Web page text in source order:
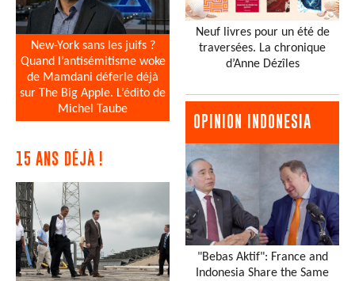
New-York sans les juifs ?
Quand l’antisémitisme woke
de Mamdani déferle déjà
sur The Big Apple. L’édito de
Michel Taube
15 ANS DÉJÀ !
Neuf livres pour un été de
traversées. La chronique
d’Anne Dézîles
OPINION INDONESIA
"Bebas Aktif": France and
Indonesia Share the Same